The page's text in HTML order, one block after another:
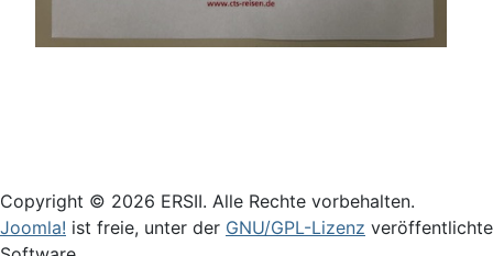
Copyright © 2026 ERSII. Alle Rechte vorbehalten.
Joomla! ist freie, unter der GNU/GPL-Lizenz veröffentlichte